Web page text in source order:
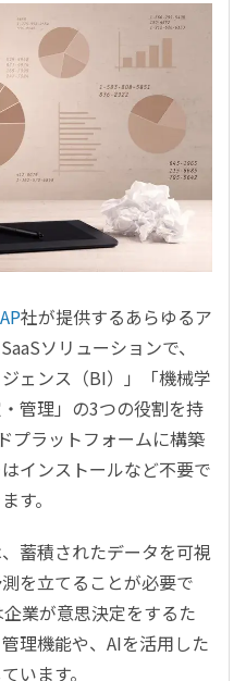
社が提供するあらゆるア
SaaSソリューションで、
ェンス（BI）」「機械学
管理」の3つの役割を持
プラットフォームに構築
インストールなど不要で
す。
蓄積されたデータを可視
を立てることが必要で
企業が意思決定をするた
理機能や、 AIを活用した
います。